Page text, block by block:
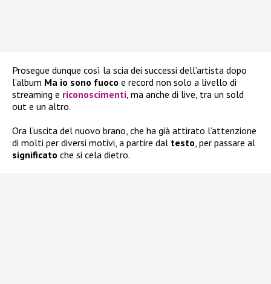
Prosegue dunque così la scia dei successi dell’artista dopo
l’album Ma io sono fuoco e record non solo a livello di
streaming e riconoscimenti, ma anche di live, tra un sold
out e un altro.
Ora l’uscita del nuovo brano, che ha già attirato l’attenzione
di molti per diversi motivi, a partire dal testo, per passare al
significato che si cela dietro.